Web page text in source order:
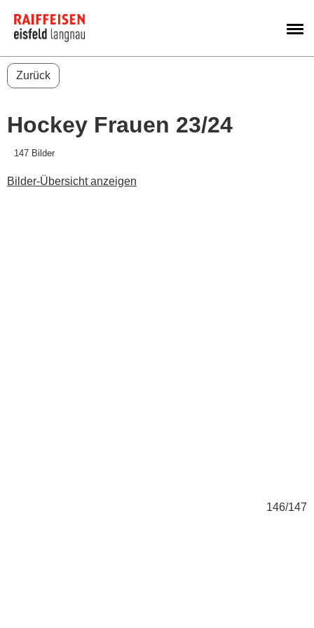
Zurück
Hockey Frauen 23/24
147 Bilder
Bilder-Übersicht anzeigen
146/147